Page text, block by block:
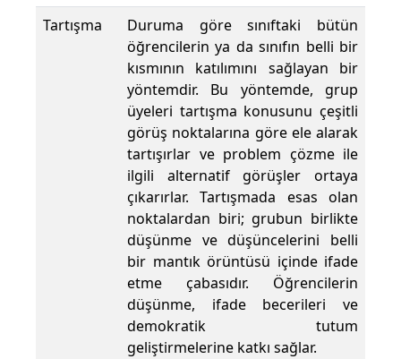
Tartışma
Duruma göre sınıftaki bütün
öğrencilerin ya da sınıfın belli bir
kısmının katılımını sağlayan bir
yöntemdir. Bu yöntemde, grup
üyeleri tartışma konusunu çeşitli
görüş noktalarına göre ele alarak
tartışırlar ve problem çözme ile
ilgili alternatif görüşler ortaya
çıkarırlar. Tartışmada esas olan
noktalardan biri; grubun birlikte
düşünme ve düşüncelerini belli
bir mantık örüntüsü içinde ifade
etme çabasıdır. Öğrencilerin
düşünme, ifade becerileri ve
demokratik tutum
geliştirmelerine katkı sağlar.